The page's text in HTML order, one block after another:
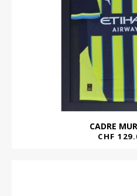
CADRE
CHF